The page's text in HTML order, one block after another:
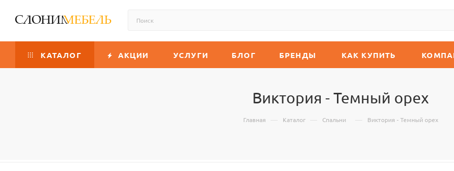
КАТАЛОГ АКЦИИ УСЛУГИ БЛОГ БРЕНДЫ КАК КУПИТЬ
Виктория - Темный орех
Главная — Каталог — Спальни — Виктория - Темный орех